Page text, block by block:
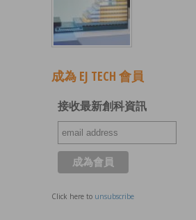
成為 EJ TECH 會員
接收最新創科資訊
Click here to unsubscribe